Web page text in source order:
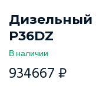
Дизельный
P36DZ
В наличии
934667 ₽